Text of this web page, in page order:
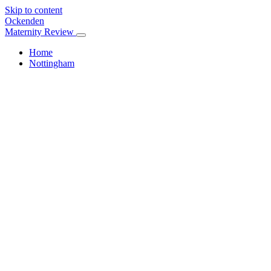
Skip to content
Ockenden
Maternity Review
Home
Nottingham